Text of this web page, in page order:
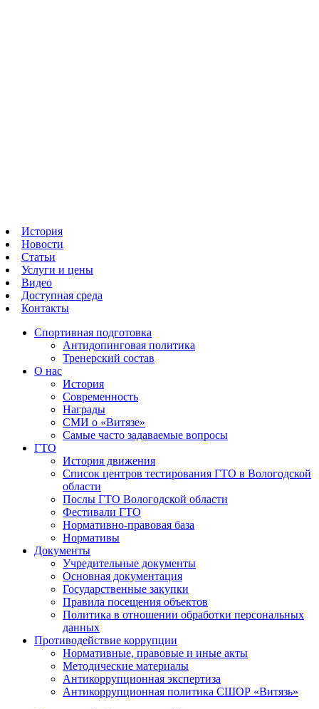
История
Новости
Статьи
Услуги и цены
Видео
Доступная среда
Контакты
Спортивная подготовка
Антидопинговая политика
Тренерский состав
О нас
История
Современность
Награды
СМИ о «Витязе»
Самые часто задаваемые вопросы
ГТО
История движения
Список центров тестирования ГТО в Вологодской
области
Послы ГТО Вологодской области
Фестивали ГТО
Нормативно-правовая база
Нормативы
Документы
Учредительные документы
Основная документация
Государственные закупки
Правила посещения объектов
Политика в отношении обработки персональных
данных
Противодействие коррупции
Нормативные, правовые и иные акты
Методические материалы
Антикоррупционная экспертиза
Антикоррупционная политика СШОР «Витязь»